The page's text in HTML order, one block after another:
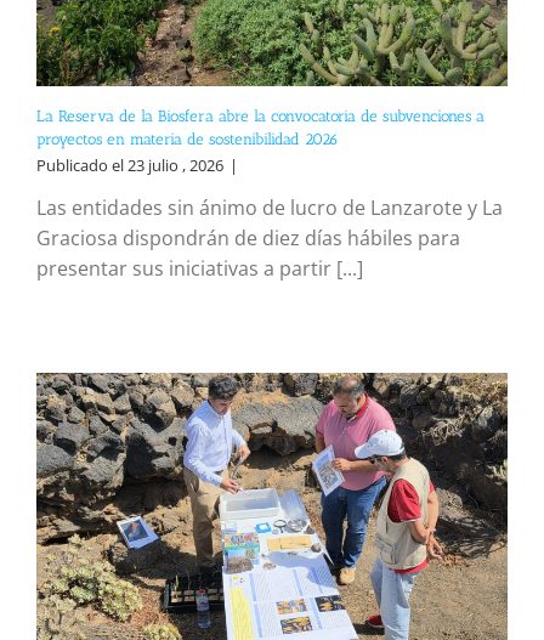
La Reserva de la Biosfera abre la convocatoria de subvenciones a
proyectos en materia de sostenibilidad 2026
Publicado el 23 julio , 2026 |
Las entidades sin ánimo de lucro de Lanzarote y La
Graciosa dispondrán de diez días hábiles para
presentar sus iniciativas a partir [...]